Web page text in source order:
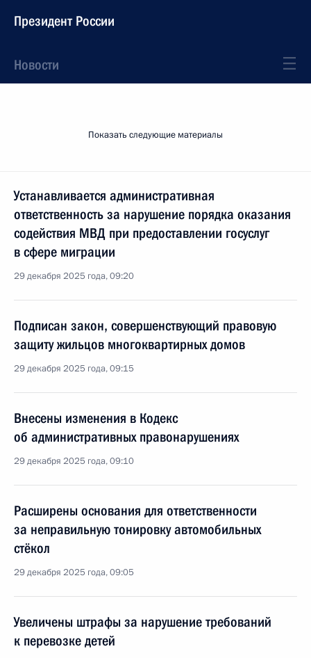
Президент России
Новости
Показать следующие материалы
Устанавливается административная
ответственность за нарушение порядка оказания
содействия МВД при предоставлении госуслуг
в сфере миграции
29 декабря 2025 года, 09:20
Подписан закон, совершенствующий правовую
защиту жильцов многоквартирных домов
29 декабря 2025 года, 09:15
Внесены изменения в Кодекс
об административных правонарушениях
29 декабря 2025 года, 09:10
Расширены основания для ответственности
за неправильную тонировку автомобильных
стёкол
29 декабря 2025 года, 09:05
Увеличены штрафы за нарушение требований
к перевозке детей